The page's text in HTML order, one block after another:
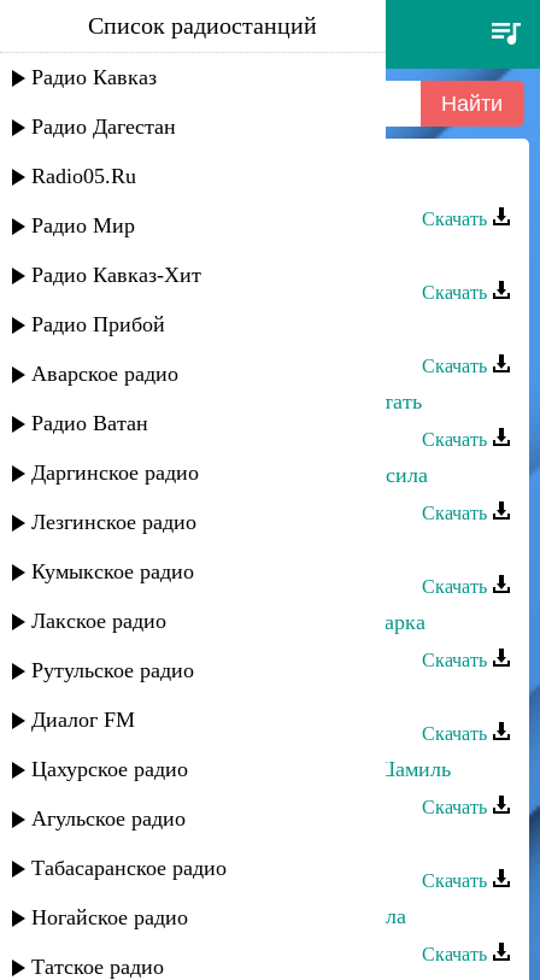
шамиль - росдал адамал
Список радиостанций
Радио Кавказ
Радио Дагестан
Radio05.Ru
Радио Мир
Радио Кавказ-Хит
Радио Прибой
Аварское радио
Радио Ватан
Даргинское радио
Лезгинское радио
Кумыкское радио
Лакское радио
Рутульское радио
Диалог FM
Цахурское радио
Агульское радио
Табасаранское радио
Ногайское радио
Татское радио
Шамиль - Росдал адамал
Скачать
Скачать
Шамиль - Ты уходишь
Скачать
Шамиль Ханакаев - Рожденные летать
Скачать
Шамиль Мусаев - Азир дарган рурсила
Скачать
Скачать
Шамиль Гулатинский - Моя Цудахарка
Скачать
Скачать
Магомедтамир Синдиков - Имам Шамиль
Скачать
Скачать
Шамиль Кашешов - Ах, если б знала
Скачать